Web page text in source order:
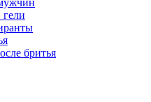
бритья